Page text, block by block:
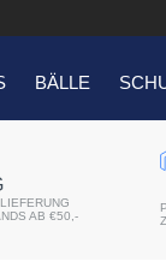
BÄLLE
AB €50,-